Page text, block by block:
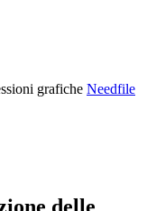
grafiche Needfile